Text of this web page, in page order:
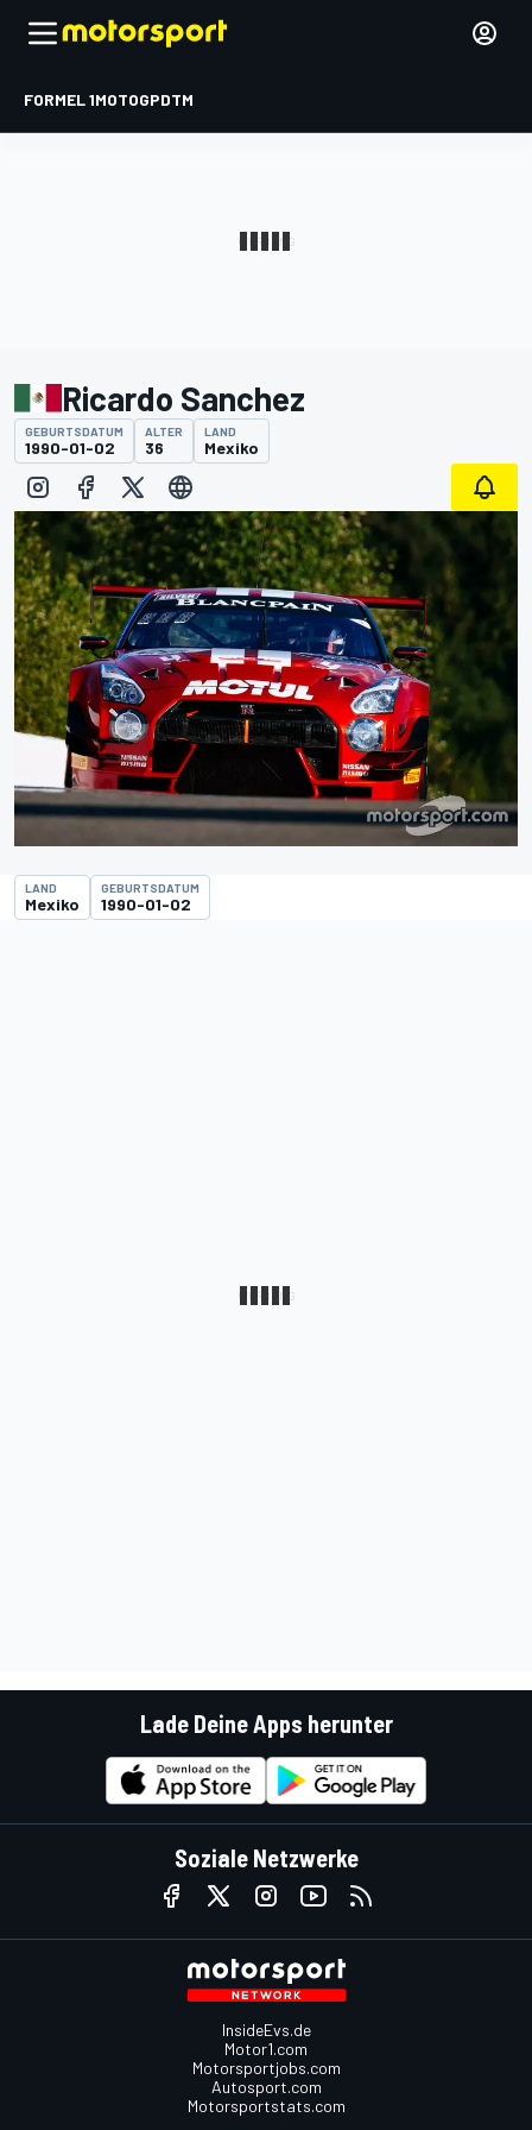
FORMEL 1MOTOGPDTM
Ricardo Sanchez
GEBURTSDATUM
1990-01-02
ALTER
36
LAND
Mexiko
LAND
Mexiko
GEBURTSDATUM
1990-01-02
Lade Deine Apps herunter
Soziale Netzwerke
InsideEvs.de
Motor1.com
Motorsportjobs.com
Autosport.com
Motorsportstats.com